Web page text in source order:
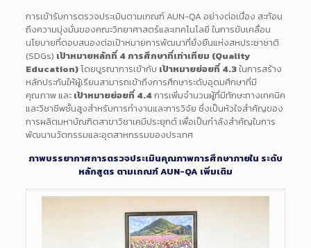
การเข้ารับการตรวจประเมินตามเกณฑ์ AUN-QA อย่างต่อเนื่อง สะท้อน
ถึงความมุ่งมั่นของคณะวิทยาศาสตร์และเทคโนโลยี ในการขับเคลื่อน
นโยบายที่ตอบสนองต่อเป้าหมายการพัฒนาที่ยั่งยืนแห่งสหประชาชาติ
(SDGs) เป้าหมายหลักที่ 4 การศึกษาที่เท่าเทียม (Quality
Education)โดยบูรณาการเข้ากับ เป้าหมายย่อยที่ 4.3ในการสร้าง
หลักประกันให้ผู้เรียนสามารถเข้าถึงการศึกษาระดับอุดมศึกษาที่มี
คุณภาพ และ เป้าหมายย่อยที่ 4.4การเพิ่มจำนวนผู้ที่มีทักษะทางเทคนิค
และวิชาชีพชั้นสูงสำหรับการทำงานและการวิจัย ซึ่งเป็นหัวใจสำคัญของ
การผลิตมหาบัณฑิตสาขาวิชาเคมีประยุกต์ เพื่อเป็นกำลังสำคัญในการ
พัฒนานวัตกรรมและอุตสาหกรรมของประเทศ
ภาพบรรยากาศการตรวจประเมินคุณภาพการศึกษาภายใน ระดับ
หลักสูตร ตามเกณฑ์ AUN-QA เพิ่มเติม